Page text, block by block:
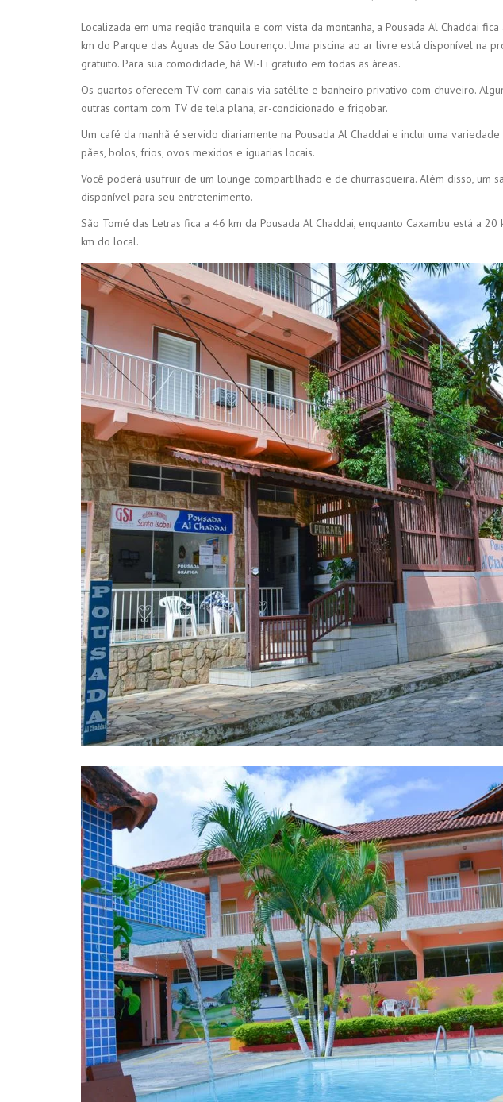
Localizada em uma região tranquila e com vista da montanha, a Pousada Al Chaddai
km do Parque das Águas de São Lourenço. Uma piscina ao ar livre está disponível na
gratuito. Para sua comodidade, há Wi-Fi gratuito em todas as áreas.
Os quartos oferecem TV com canais via satélite e banheiro privativo com chuveiro.
outras contam com TV de tela plana, ar-condicionado e frigobar.
Um café da manhã é servido diariamente na Pousada Al Chaddai e inclui uma
pães, bolos, frios, ovos mexidos e iguarias locais.
Você poderá usufruir de um lounge compartilhado e de churrasqueira. Além disso, um
disponível para seu entretenimento.
São Tomé das Letras fica a 46 km da Pousada Al Chaddai, enquanto Caxambu está a
km do local.